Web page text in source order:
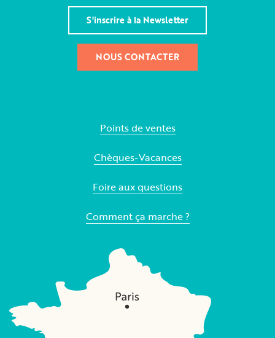
S'inscrire à la Newsletter
NOUS CONTACTER
Points de ventes
Chèques-Vacances
Foire aux questions
Comment ça marche ?